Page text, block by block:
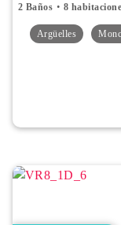
2 Baños
8
Argüelles